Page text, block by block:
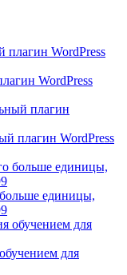
WordPress
плагин WordPress
единицы,
для